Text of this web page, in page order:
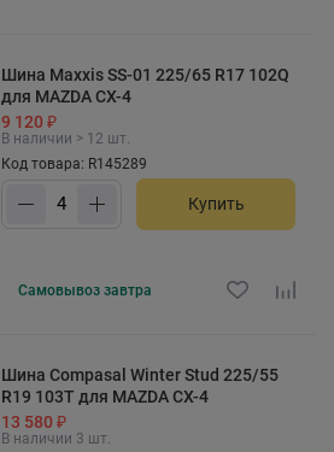
Шина Maxxis SS-01 225/65 R17 102Q
для MAZDA CX-4
9 120 ₽
В наличии > 12 шт.
Код товара: R145289
Купить
Самовывоз завтра
Шина Compasal Winter Stud 225/55
R19 103T для MAZDA CX-4
13 580 ₽
В наличии 3 шт.